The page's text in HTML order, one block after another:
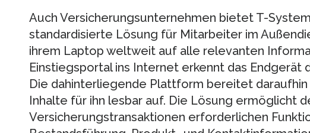
Auch Versicherungsunternehmen bietet T-
standardisierte Lösung für Mitarbeiter im
ihrem Laptop weltweit auf alle relevanten
Einstiegsportal ins Internet erkennt das Endgerät
Die dahinterliegende Plattform bereitet
Inhalte für ihn lesbar auf. Die Lösung ermöglicht
Versicherungstransaktionen erforderlichen